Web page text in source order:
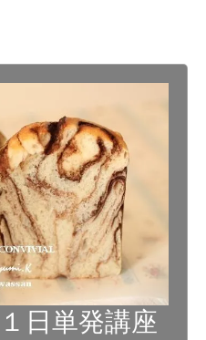
日単発講座